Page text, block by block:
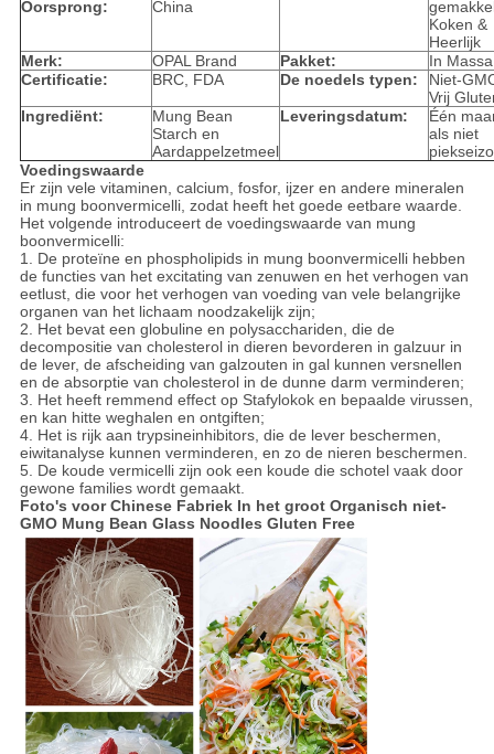
Oorsprong:
China
Koken &
Heerlijk
Merk:
OPAL Brand Pakket:
In Massa
Certificatie:
BRC, FDA De noedels typen:
Niet-
Vrij
Ingrediënt:
Mung Bean
Starch en
Aardappelzetmeel
Leveringsdatum:
Één
als niet
Voedingswaarde
Er zijn vele vitaminen, calcium, fosfor, ijzer en andere mineralen
in mung boonvermicelli, zodat heeft het goede eetbare waarde.
Het volgende introduceert de voedingswaarde van mung
boonvermicelli:
1. De proteïne en phospholipids in mung boonvermicelli hebben
de functies van het excitating van zenuwen en het verhogen van
eetlust, die voor het verhogen van voeding van vele belangrijke
organen van het lichaam noodzakelijk zijn;
2. Het bevat een globuline en polysacchariden, die de
decompositie van cholesterol in dieren bevorderen in galzuur in
de lever, de afscheiding van galzouten in gal kunnen versnellen
en de absorptie van cholesterol in de dunne darm verminderen;
3. Het heeft remmend effect op Stafylokok en bepaalde virussen,
en kan hitte weghalen en ontgiften;
4. Het is rijk aan trypsineinhibitors, die de lever beschermen,
eiwitanalyse kunnen verminderen, en zo de nieren beschermen.
5. De koude vermicelli zijn ook een koude die schotel vaak door
gewone families wordt gemaakt.
Foto's voor Chinese Fabriek In het groot Organisch niet-
GMO Mung Bean Glass Noodles Gluten Free